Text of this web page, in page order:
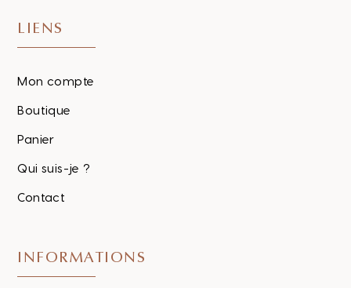
LIENS
Mon compte
Boutique
Panier
Qui suis-je ?
Contact
INFORMATIONS